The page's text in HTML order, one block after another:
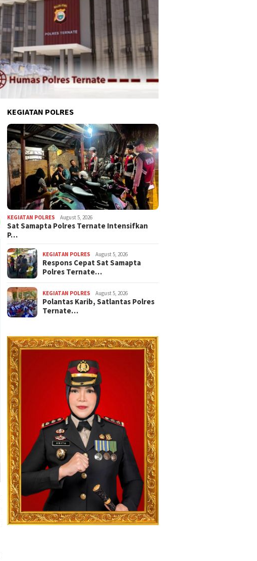
KEGIATAN POLRES
KEGIATAN POLRES August 5, 2026
Sat Samapta Polres Ternate Intensifkan
P…
KEGIATAN POLRES August 5, 2026
Respons Cepat Sat Samapta
Polres Ternate…
KEGIATAN POLRES August 5, 2026
Polantas Karib, Satlantas Polres
Ternate…